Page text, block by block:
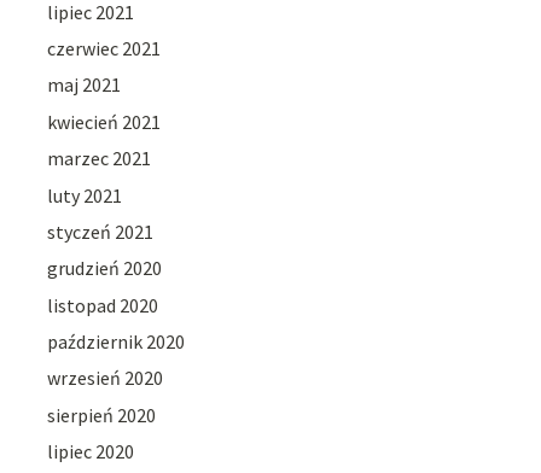
lipiec 2021
czerwiec 2021
maj 2021
kwiecień 2021
marzec 2021
luty 2021
styczeń 2021
grudzień 2020
listopad 2020
październik 2020
wrzesień 2020
sierpień 2020
lipiec 2020